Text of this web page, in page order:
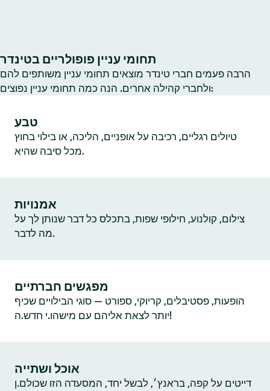
תחומי עניין פופולריים בטינדר
הרבה פעמים חברי טינדר מוצאים תחומי עניין משותפים להם
ולחברי קהילה אחרים. הנה כמה תחומי עניין נפוצים:
טבע
טיולים רגליים, רכיבה על אופניים, הליכה, או בילוי בחוץ
מכל סיבה שהיא.
אמנויות
צילום, קולנוע, חילופי שפות, בתכלס כל דבר שנותן לך על
מה לדבר.
מפגשים חברתיים
הופעות, פסטיבלים, קריוקי, ספורט — סוגי הבילויים שכיף
יותר לצאת אליהם עם מישהו.י חדש.ה!
אוכל ושתייה
דייטים על קפה, בראנץ׳, לבשל יחד, המסעדה הזו שכולם.ן